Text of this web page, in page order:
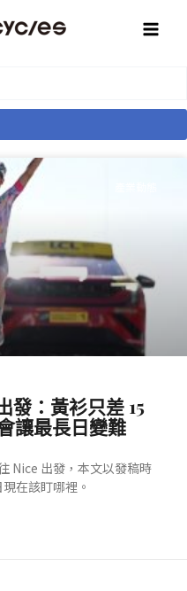
發：黃衫只差 15
讓最長日變難
Nice 出發，本文以發稿時
在該盯哪裡。